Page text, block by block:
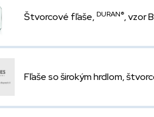
Štvorcové fľaše,DURAN®, vzor
Fľaše so širokým hrdlom,